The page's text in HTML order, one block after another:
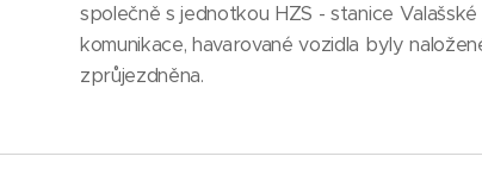
společně s jednotkou HZS - stanice
komunikace, havarované vozidla byly
zprůjezdněna.